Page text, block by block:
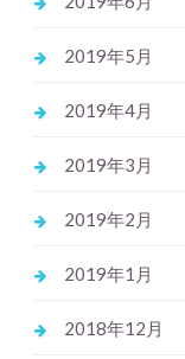
2019年5月
2019年4月
2019年3月
2019年2月
2019年1月
2018年12月